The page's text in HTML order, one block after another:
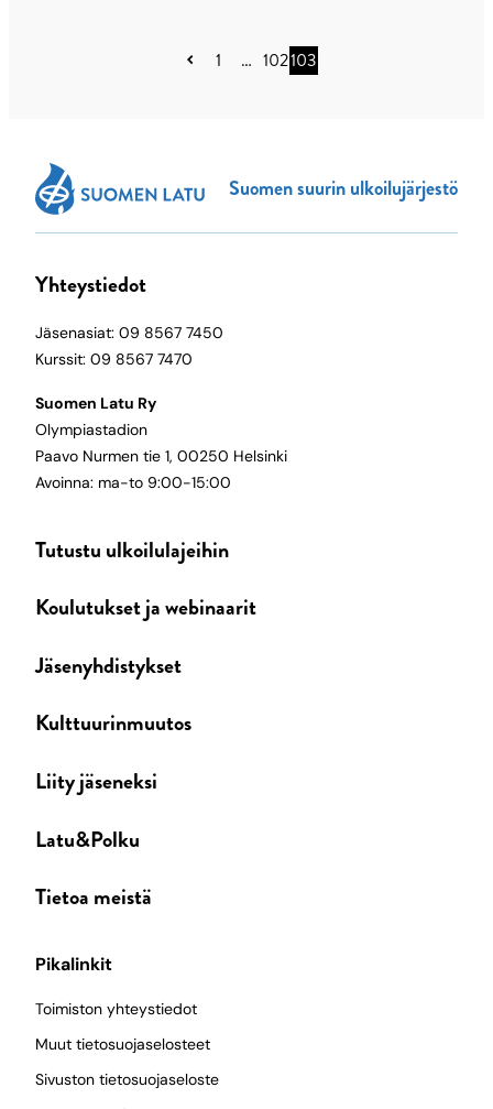
1 … 102103
Suomen suurin ulkoilujärjestö
Yhteystiedot
Jäsenasiat: 09 8567 7450
Kurssit: 09 8567 7470
Suomen Latu Ry
Olympiastadion
Paavo Nurmen tie 1, 00250 Helsinki
Avoinna: ma-to 9:00-15:00
Tutustu ulkoilulajeihin
Koulutukset ja webinaarit
Jäsenyhdistykset
Kulttuurinmuutos
Liity jäseneksi
Latu&Polku
Tietoa meistä
Pikalinkit
Toimiston yhteystiedot
Muut tietosuojaselosteet
Sivuston tietosuojaseloste